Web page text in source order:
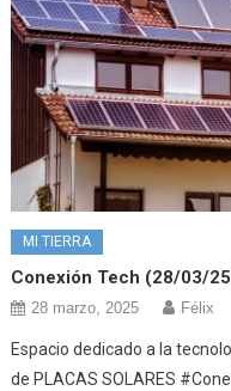
MI TIERRA
Conexión Tech (28/03/
28 marzo, 2025 Félix
Espacio dedicado a la
de PLACAS SOLARES